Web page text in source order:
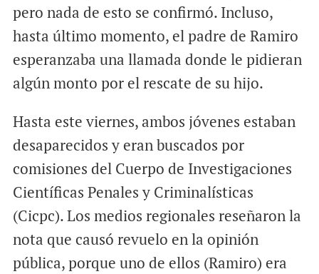
pero nada de esto se confirmó. Incluso,
hasta último momento, el padre de Ramiro
esperanzaba una llamada donde le pidieran
algún monto por el rescate de su hijo.
Hasta este viernes, ambos jóvenes estaban
desaparecidos y eran buscados por
comisiones del Cuerpo de Investigaciones
Científicas Penales y Criminalísticas
(Cicpc). Los medios regionales reseñaron la
nota que causó revuelo en la opinión
pública, porque uno de ellos (Ramiro) era